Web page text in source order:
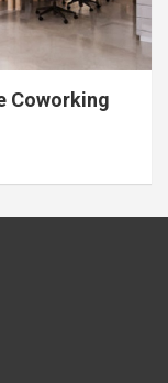
Coworking